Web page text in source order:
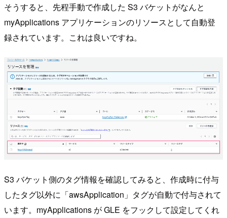
そうすると、先程手動で作成した S3 バケットがなんと
myApplications アプリケーションのリソースとして自動登
録されています。これは良いですね。
S3 バケット側のタグ情報を確認してみると、作成時に付与
したタグ以外に「awsApplication」タグが自動で付与されて
います。myApplications が GLE をフックして設定してくれ